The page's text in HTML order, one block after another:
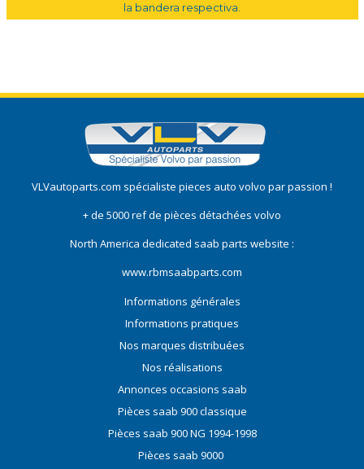
la bandera respectiva.
VLVautoparts.com spécialiste pieces auto volvo par passion !
+ de 5000 ref de pièces détachées volvo
North America dedicated saab parts website :
www.rbmsaabparts.com
Informations générales
Informations pratiques
Nos marques distribuées
Nos réalisations
Annonces occasions saab
Pièces saab 900 classique
Pièces saab 900 NG 1994-1998
Pièces saab 9000